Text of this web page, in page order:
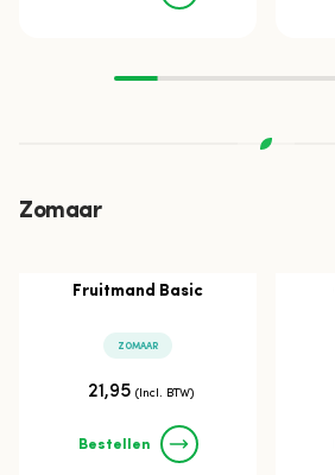
Zomaar
Fruitmand Basic
ZOMAAR
21,95 (Incl. BTW)
Bestellen